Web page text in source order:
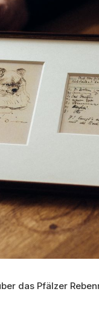
das Pfälzer